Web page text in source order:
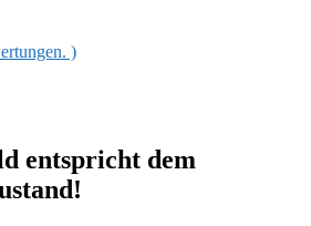
)
entspricht dem